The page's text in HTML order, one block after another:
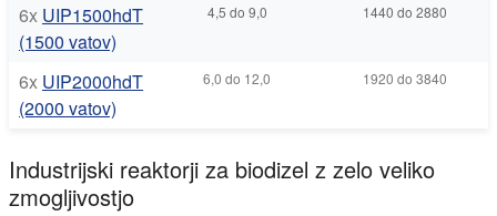
6x UIP1500hdT
(1500 vatov)
4,5 do 9,0 1440 do 2880
6x UIP2000hdT
(2000 vatov)
6,0 do 12,0 1920 do 3840
Industrijski reaktorji za biodizel z zelo veliko
zmogljivostjo